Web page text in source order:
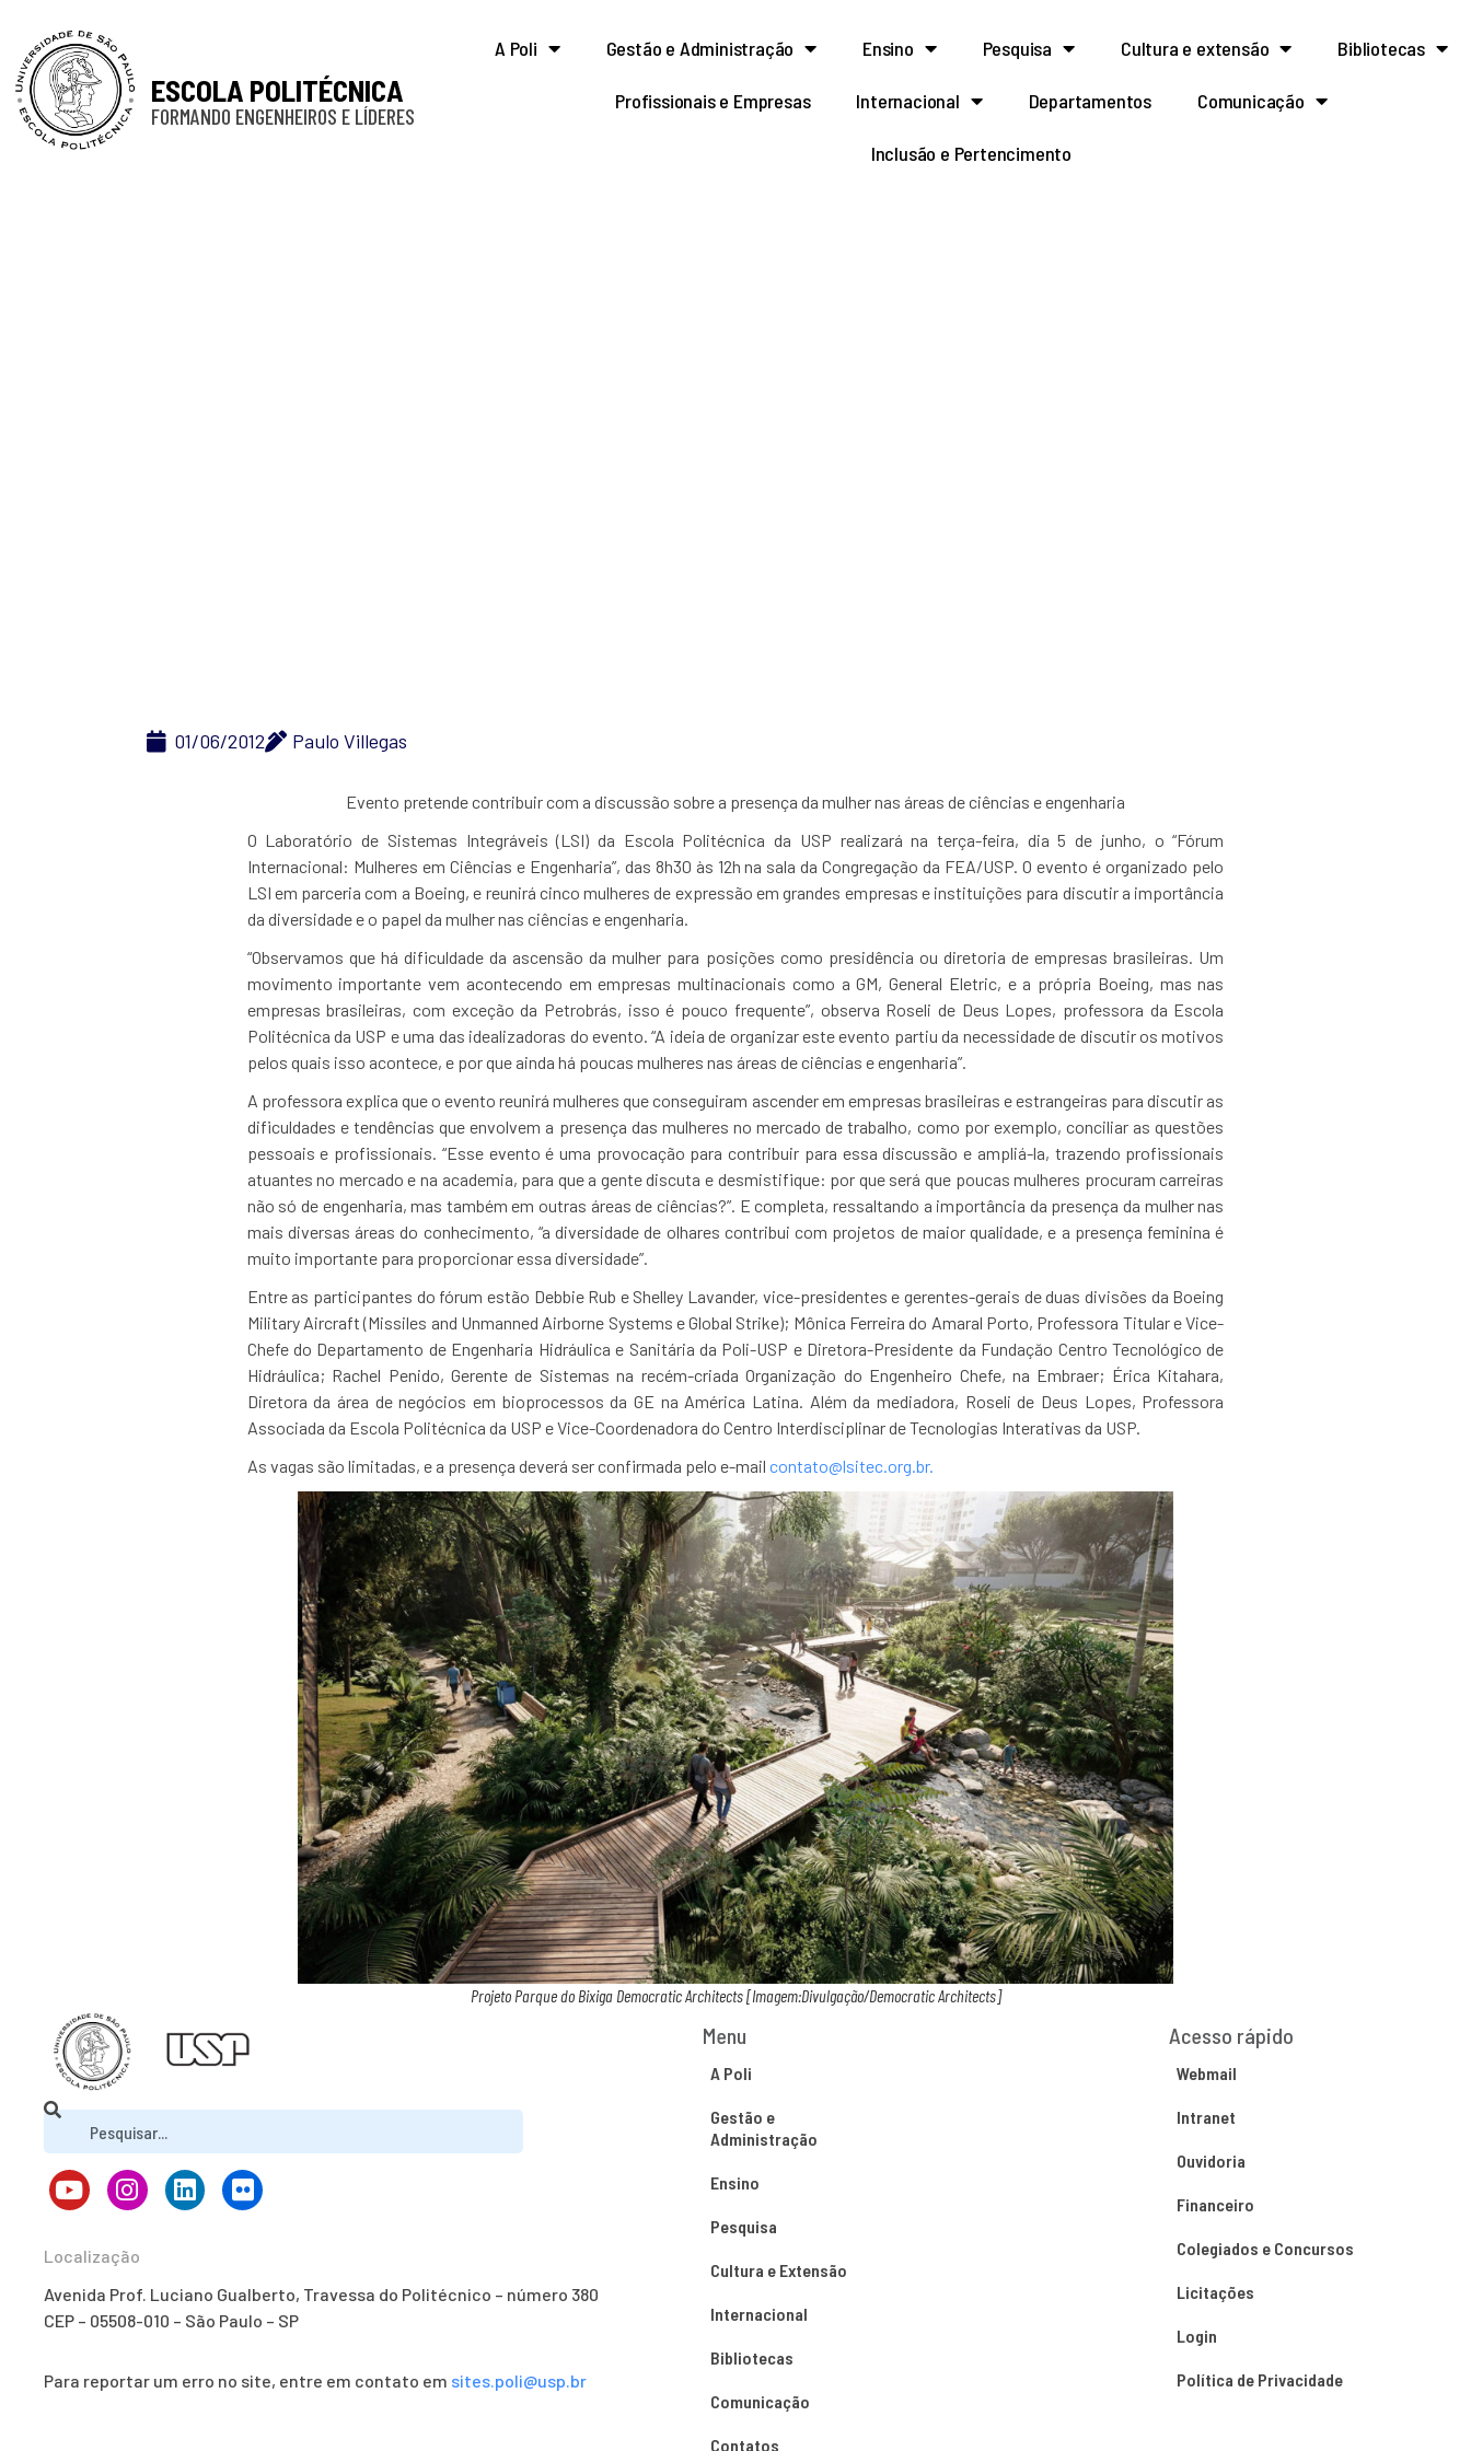
ESCOLA POLITÉCNICA
FORMANDO ENGENHEIROS E LÍDERES
A Poli Gestão e Administração Ensino Pesquisa Cultura e extensão Bibliotecas
Profissionais e Empresas Internacional Departamentos Comunicação
Inclusão e Pertencimento
01/06/2012 Paulo Villegas
Evento pretende contribuir com a discussão sobre a presença da mulher nas áreas de ciências e engenharia
O Laboratório de Sistemas Integráveis (LSI) da Escola Politécnica da USP realizará na terça-feira, dia 5 de junho, o “Fórum
Internacional: Mulheres em Ciências e Engenharia”, das 8h30 às 12h na sala da Congregação da FEA/USP. O evento é organizado pelo
LSI em parceria com a Boeing, e reunirá cinco mulheres de expressão em grandes empresas e instituições para discutir a importância
da diversidade e o papel da mulher nas ciências e engenharia.
“Observamos que há dificuldade da ascensão da mulher para posições como presidência ou diretoria de empresas brasileiras. Um
movimento importante vem acontecendo em empresas multinacionais como a GM, General Eletric, e a própria Boeing, mas nas
empresas brasileiras, com exceção da Petrobrás, isso é pouco frequente”, observa Roseli de Deus Lopes, professora da Escola
Politécnica da USP e uma das idealizadoras do evento. “A ideia de organizar este evento partiu da necessidade de discutir os motivos
pelos quais isso acontece, e por que ainda há poucas mulheres nas áreas de ciências e engenharia”.
A professora explica que o evento reunirá mulheres que conseguiram ascender em empresas brasileiras e estrangeiras para discutir as
dificuldades e tendências que envolvem a presença das mulheres no mercado de trabalho, como por exemplo, conciliar as questões
pessoais e profissionais. “Esse evento é uma provocação para contribuir para essa discussão e ampliá-la, trazendo profissionais
atuantes no mercado e na academia, para que a gente discuta e desmistifique: por que será que poucas mulheres procuram carreiras
não só de engenharia, mas também em outras áreas de ciências?”. E completa, ressaltando a importância da presença da mulher nas
mais diversas áreas do conhecimento, “a diversidade de olhares contribui com projetos de maior qualidade, e a presença feminina é
muito importante para proporcionar essa diversidade”.
Entre as participantes do fórum estão Debbie Rub e Shelley Lavander, vice-presidentes e gerentes-gerais de duas divisões da Boeing
Military Aircraft (Missiles and Unmanned Airborne Systems e Global Strike); Mônica Ferreira do Amaral Porto, Professora Titular e Vice-
Chefe do Departamento de Engenharia Hidráulica e Sanitária da Poli-USP e Diretora-Presidente da Fundaçăo Centro Tecnológico de
Hidráulica; Rachel Penido, Gerente de Sistemas na recém-criada Organização do Engenheiro Chefe, na Embraer; Érica Kitahara,
Diretora da área de negócios em bioprocessos da GE na América Latina. Além da mediadora, Roseli de Deus Lopes, Professora
Associada da Escola Politécnica da USP e Vice-Coordenadora do Centro Interdisciplinar de Tecnologias Interativas da USP.
As vagas são limitadas, e a presença deverá ser confirmada pelo e-mail contato@lsitec.org.br.
Projeto Parque do Bixiga Democratic Architects [Imagem:Divulgação/Democratic Architects]
Localização
Avenida Prof. Luciano Gualberto, Travessa do Politécnico – número 380
CEP – 05508-010 – São Paulo – SP
Para reportar um erro no site, entre em contato em sites.poli@usp.br
Menu
A Poli
Gestão e
Administração
Ensino
Pesquisa
Cultura e Extensão
Internacional
Bibliotecas
Comunicação
Contatos
Acesso rápido
Webmail
Intranet
Ouvidoria
Financeiro
Colegiados e Concursos
Licitações
Login
Política de Privacidade